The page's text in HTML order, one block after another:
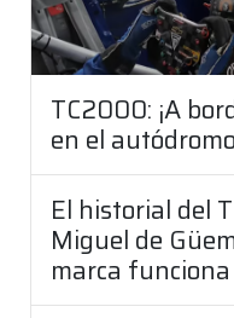
TC2000: ¡A
en el
El historial del
Miguel de
marca